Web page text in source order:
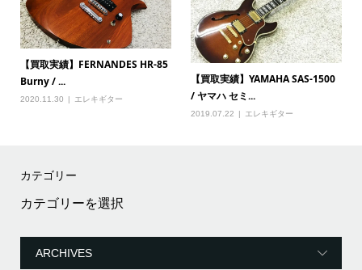
【買取実績】FERNANDES HR-85
Burny / ...
2020.11.30 エレキギター
【買取実績】YAMAHA SAS-1500
/ ヤマハ セミ...
2019.07.22 エレキギター
カテゴリー
カ
テ
リ